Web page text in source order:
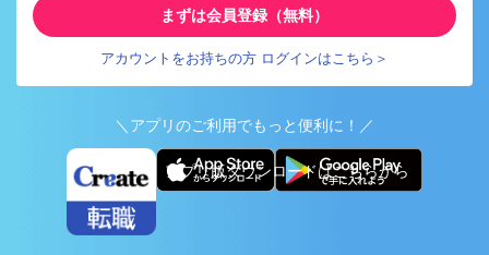
まずは会員登録（無料）
アカウントをお持ちの方 ログインはこちら＞
＼アプリのご利用でもっと便利に！／
アプリ版ダウンロードはこちらから